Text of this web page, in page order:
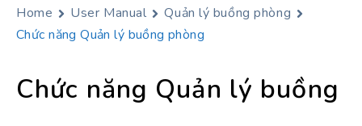
Home User Manual
Quản lý buồng phòng
Chức năng Quản lý buồng phòng
Chức năng Quản lý buồng